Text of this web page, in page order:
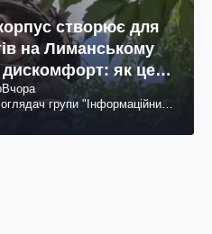
створює для
на Лиманському
дискомфорт: як це
Вчора
групи "Інформаційний